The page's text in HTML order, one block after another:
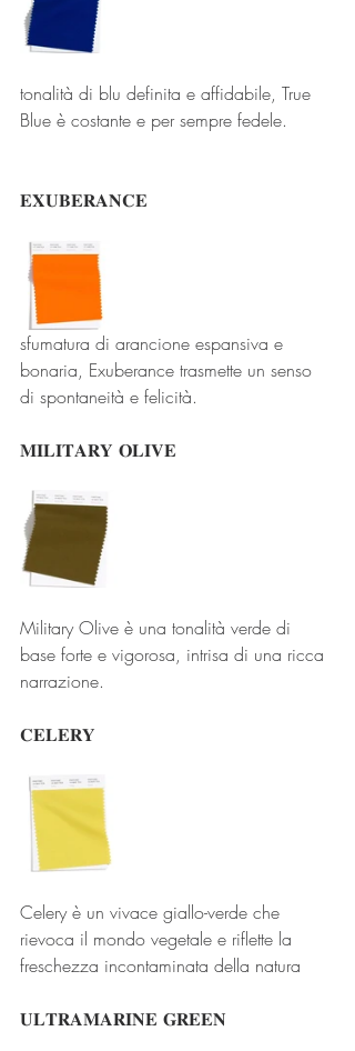
tonalità di blu definita e affidabile, True
Blue è costante e per sempre fedele.
𝐄𝐗𝐔𝐁𝐄𝐑𝐀𝐍𝐂𝐄
sfumatura di arancione espansiva e
bonaria, Exuberance trasmette un senso
di spontaneità e felicità.
𝐌𝐈𝐋𝐈𝐓𝐀𝐑𝐘 𝐎𝐋𝐈𝐕𝐄
Military Olive è una tonalità verde di
base forte e vigorosa, intrisa di una ricca
narrazione.
𝐂𝐄𝐋𝐄𝐑𝐘
Celery è un vivace giallo-verde che
rievoca il mondo vegetale e riflette la
freschezza incontaminata della natura
𝐔𝐋𝐓𝐑𝐀𝐌𝐀𝐑𝐈𝐍𝐄 𝐆𝐑𝐄𝐄𝐍